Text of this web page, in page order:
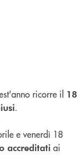
ricorre il 18
.
e venerdì 18
accreditati ai